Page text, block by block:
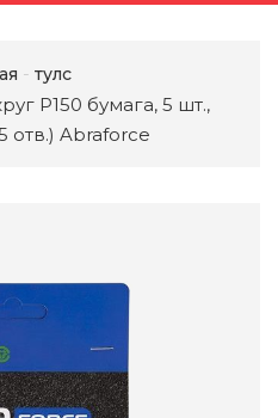
тулс
P150 бумага, 5 шт.,
отв.) Abraforce